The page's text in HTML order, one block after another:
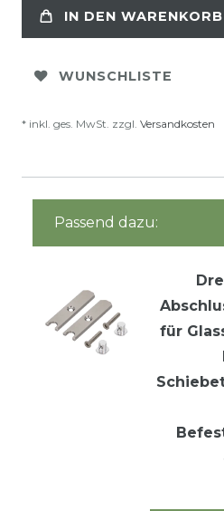
IN DEN WARENKORB
WUNSCHLISTE
* inkl. ges. MwSt. zzgl. Versandkosten
Passend dazu:
für